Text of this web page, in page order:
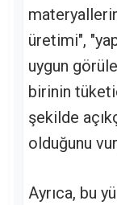
üretimi",
uygun
birinin
şekilde
olduğunu
Ayrıca, bu